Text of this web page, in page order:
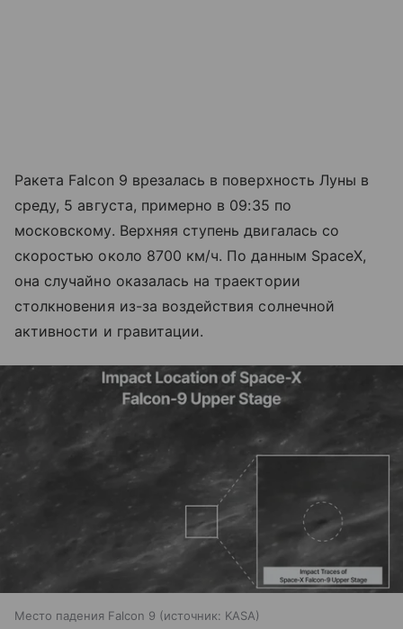
Ракета Falcon 9 врезалась в поверхность Луны в
среду, 5 августа, примерно в 09:35 по
московскому. Верхняя ступень двигалась со
скоростью около 8700 км/ч. По данным SpaceX,
она случайно оказалась на траектории
столкновения из-за воздействия солнечной
активности и гравитации.
Место падения Falcon 9 источник: KASA